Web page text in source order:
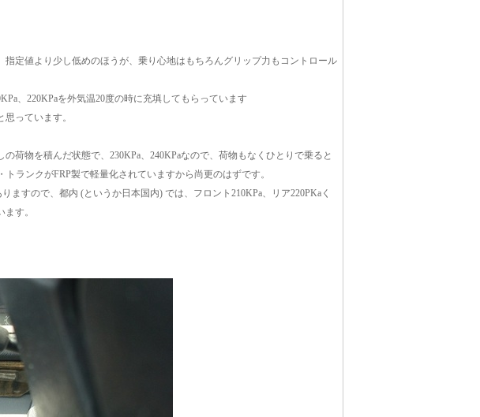
定値より少し低めのほうが、乗り心地はもちろんグリップ力もコントロール
、220KPaを外気温20度の時に充填してもらっています
っています。
荷物を積んだ状態で、230KPa、240KPaなので、荷物もなくひとりで乗ると
ランクがFRP製で軽量化されていますから尚更のはずです。
ますので、都内 (というか日本国内) では、フロント210KPa、リア220PKaく
す。